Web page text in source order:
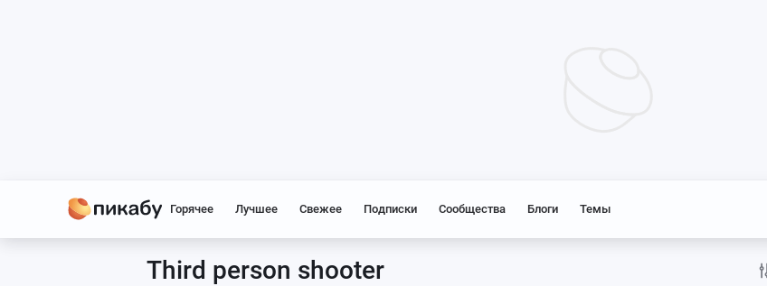
Горячее Лучшее Свежее Подписки Сообщества Блоги Темы
Third person shooter